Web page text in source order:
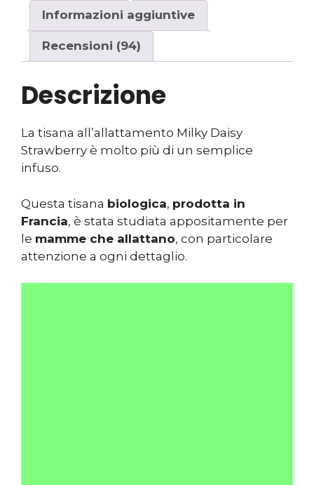
Informazioni aggiuntive
Recensioni (94)
Descrizione
La tisana all’allattamento Milky Daisy
Strawberry è molto più di un semplice
infuso.
Questa tisana biologica, prodotta in
Francia, è stata studiata appositamente per
le mamme che allattano, con particolare
attenzione a ogni dettaglio.